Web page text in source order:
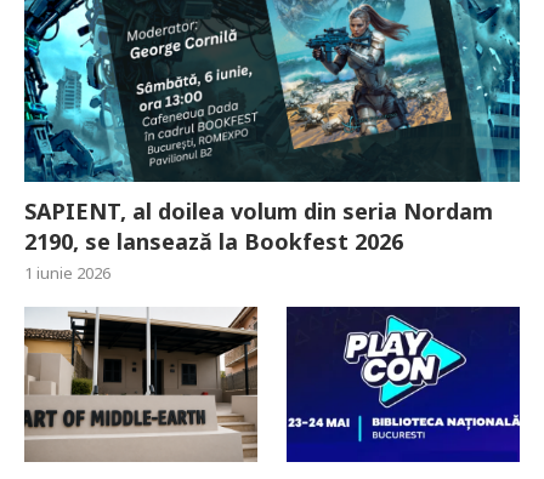
SAPIENT, al doilea volum din seria Nordam
2190, se lansează la Bookfest 2026
1 iunie 2026